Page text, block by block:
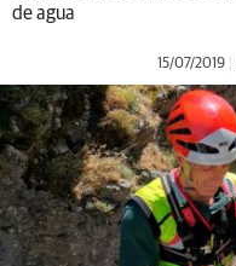
de agua
15/07/2019